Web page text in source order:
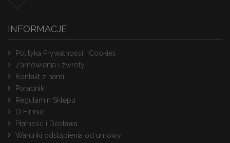
INFORMACJE
Polityka Prywatności i Cookies
Zamówienia i zwroty
Kontakt z nami
Poradnik
Regulamin Sklepu
O Firmie
Płatność i Dostawa
Warunki odstąpienia od umowy